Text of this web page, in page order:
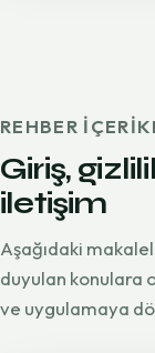
REHBER
Giriş,
iletişim
Aşağıdaki
duyulan konulara
ve uygulamaya